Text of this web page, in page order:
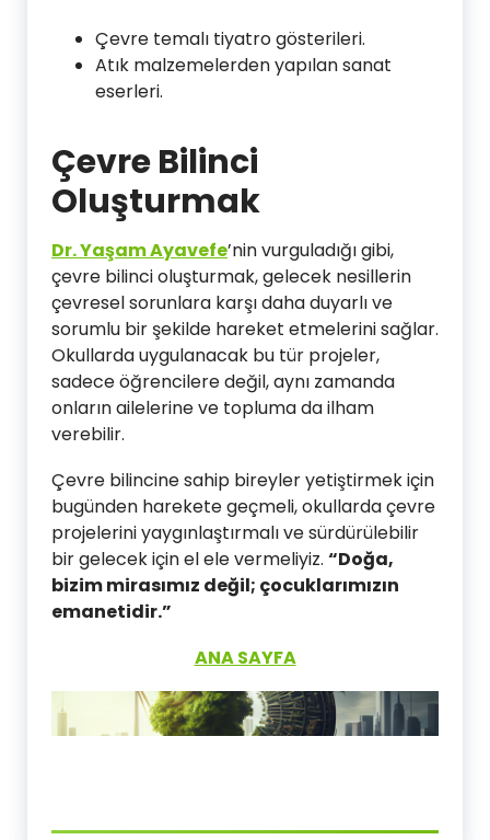
Çevre temalı tiyatro gösterileri.
Atık malzemelerden yapılan sanat
eserleri.
Çevre Bilinci
Oluşturmak
Dr. Yaşam Ayavefe’nin vurguladığı gibi,
çevre bilinci oluşturmak, gelecek nesillerin
çevresel sorunlara karşı daha duyarlı ve
sorumlu bir şekilde hareket etmelerini sağlar.
Okullarda uygulanacak bu tür projeler,
sadece öğrencilere değil, aynı zamanda
onların ailelerine ve topluma da ilham
verebilir.
Çevre bilincine sahip bireyler yetiştirmek için
bugünden harekete geçmeli, okullarda çevre
projelerini yaygınlaştırmalı ve sürdürülebilir
bir gelecek için el ele vermeliyiz. “Doğa,
bizim mirasımız değil; çocuklarımızın
emanetidir.”
ANA SAYFA